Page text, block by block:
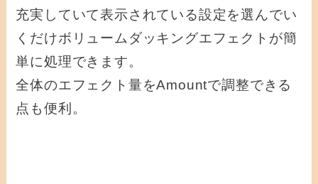
充実していて表示されている設定を選んでい
くだけボリュームダッキングエフェクトが簡
単に処理できます。
全体のエフェクト量をAmountで調整できる
点も便利。